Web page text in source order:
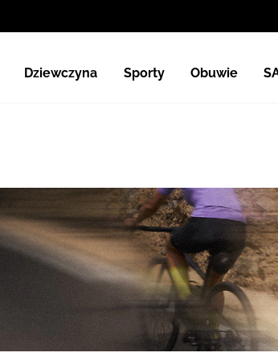
Dziewczyna Sporty Obuwie